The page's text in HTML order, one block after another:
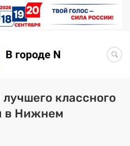
Новости
Статьи
классного
в Нижнем